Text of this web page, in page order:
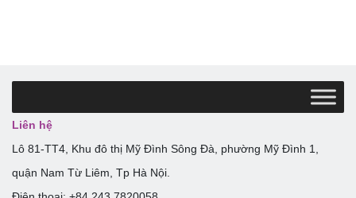
Liên hệ
Lô 81-TT4, Khu đô thị Mỹ Đình Sông Đà, phường Mỹ Đình 1,
quận Nam Từ Liêm, Tp Hà Nội.